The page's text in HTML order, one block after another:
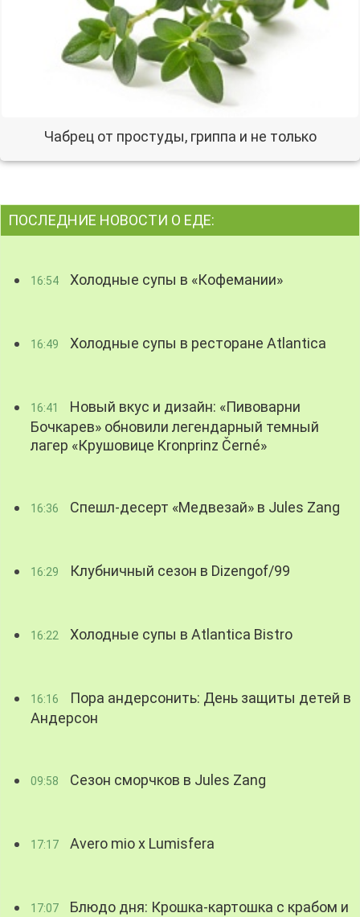
Чабрец от простуды, гриппа и не только
ПОСЛЕДНИЕ НОВОСТИ О ЕДЕ:
16:54 Холодные супы в «Кофемании»
16:49 Холодные супы в ресторане Atlantica
16:41
Новый вкус и дизайн: «Пивоварни
Бочкарев» обновили легендарный темный
лагер «Крушовице Kronprinz Černé»
16:36 Спешл-десерт «Медвезай» в Jules Zang
16:29 Клубничный сезон в Dizengof/99
16:22 Холодные супы в Atlantica Bistro
16:16
Пора андерсонить: День защиты детей в
Андерсон
09:58 Сезон сморчков в Jules Zang
17:17 Avero mio x Lumisfera
17:07
Блюдо дня: Крошка-картошка с крабом и